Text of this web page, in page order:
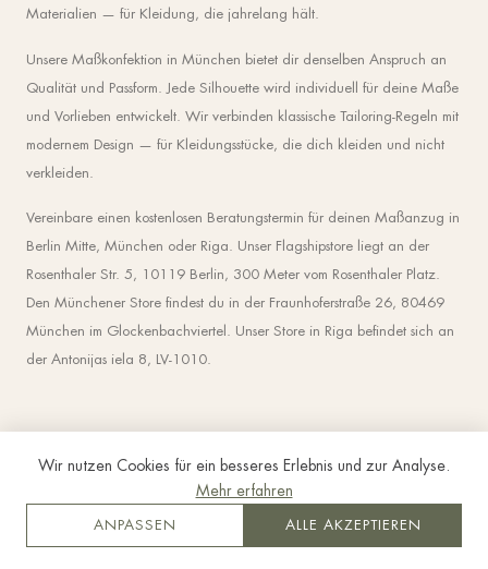
Materialien — für Kleidung, die jahrelang hält.
Unsere Maßkonfektion in München bietet dir denselben Anspruch an
Qualität und Passform. Jede Silhouette wird individuell für deine Maße
und Vorlieben entwickelt. Wir verbinden klassische Tailoring-Regeln mit
modernem Design — für Kleidungsstücke, die dich kleiden und nicht
verkleiden.
Vereinbare einen kostenlosen Beratungstermin für deinen Maßanzug in
Berlin Mitte, München oder Riga. Unser Flagshipstore liegt an der
Rosenthaler Str. 5, 10119 Berlin, 300 Meter vom Rosenthaler Platz.
Den Münchener Store findest du in der Fraunhoferstraße 26, 80469
München im Glockenbachviertel. Unser Store in Riga befindet sich an
der Antonijas iela 8, LV-1010.
Wir nutzen Cookies für ein besseres Erlebnis und zur Analyse.
Mehr erfahren
ANPASSEN ALLE AKZEPTIEREN